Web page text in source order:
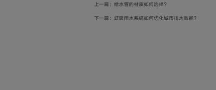
上一篇：给水管的材质如何选择？
下一篇：虹吸雨水系统如何优化城市排水效能？